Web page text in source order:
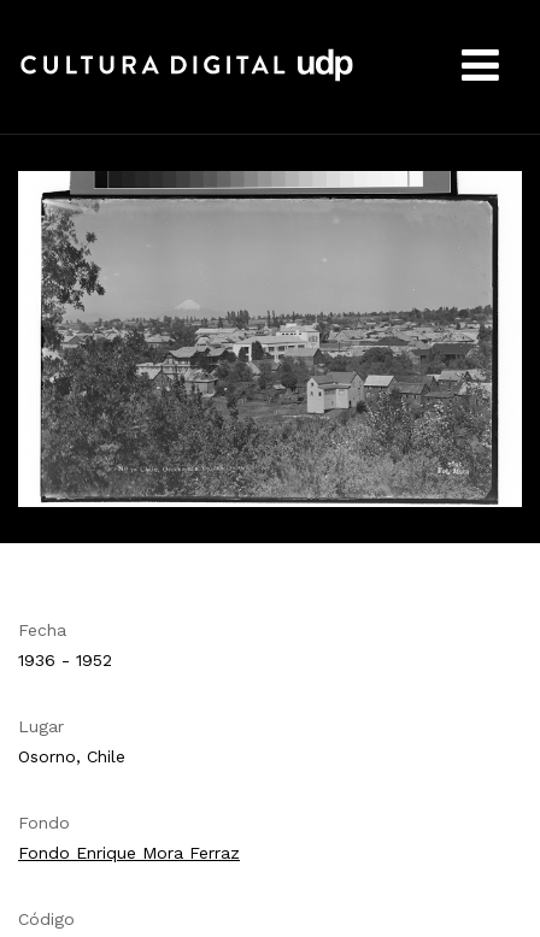
Fecha
1936 - 1952
Lugar
Osorno, Chile
Fondo
Fondo Enrique Mora Ferraz
Código